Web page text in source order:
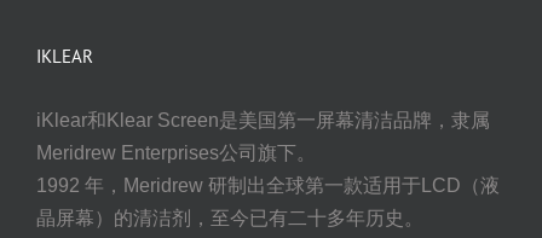
IKLEAR
iKlear和Klear Screen是美国第一屏幕清洁品牌，隶属
Meridrew Enterprises公司旗下。
1992 年，Meridrew 研制出全球第一款适用于LCD（液
晶屏幕）的清洁剂，至今已有二十多年历史。